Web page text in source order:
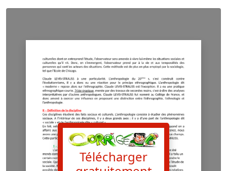
Télécharger